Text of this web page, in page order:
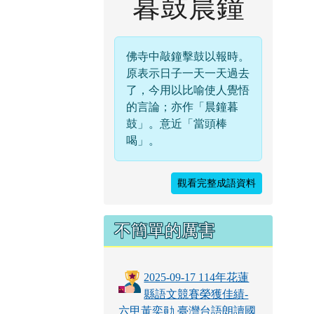
暮鼓晨鐘
佛寺中敲鐘擊鼓以報時。
原表示日子一天一天過去
了，今用以比喻使人覺悟
的言論；亦作「晨鐘暮
鼓」。意近「當頭棒
喝」。
觀看完整成語資料
不簡單的厲害
2025-09-17 114年花蓮
縣語文競賽榮獲佳績-
六甲黃奕勛 臺灣台語朗讀國